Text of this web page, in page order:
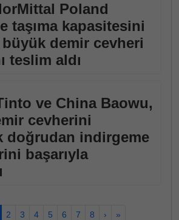
Poland
taşıma kapasitesini
büyük demir cevheri
teslim aldı
ve China Baowu,
cevherini
doğrudan indirgeme
başarıyla
2 3 4 5 6 7 8 › »